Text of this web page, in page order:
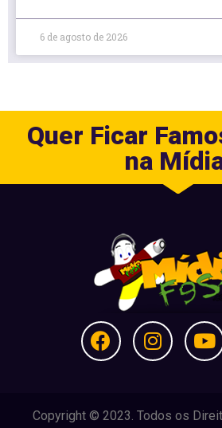
6 de agosto de 2026
Quer Ficar
na
Copyright © 2023. Todos os